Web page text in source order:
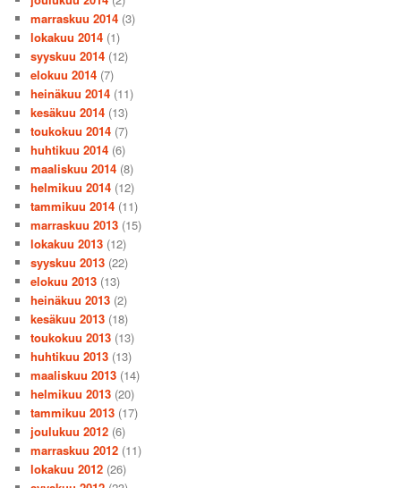
marraskuu 2014 (3)
lokakuu 2014 (1)
syyskuu 2014 (12)
elokuu 2014 (7)
heinäkuu 2014 (11)
kesäkuu 2014 (13)
toukokuu 2014 (7)
huhtikuu 2014 (6)
maaliskuu 2014 (8)
helmikuu 2014 (12)
tammikuu 2014 (11)
marraskuu 2013 (15)
lokakuu 2013 (12)
syyskuu 2013 (22)
elokuu 2013 (13)
heinäkuu 2013 (2)
kesäkuu 2013 (18)
toukokuu 2013 (13)
huhtikuu 2013 (13)
maaliskuu 2013 (14)
helmikuu 2013 (20)
tammikuu 2013 (17)
joulukuu 2012 (6)
marraskuu 2012 (11)
lokakuu 2012 (26)